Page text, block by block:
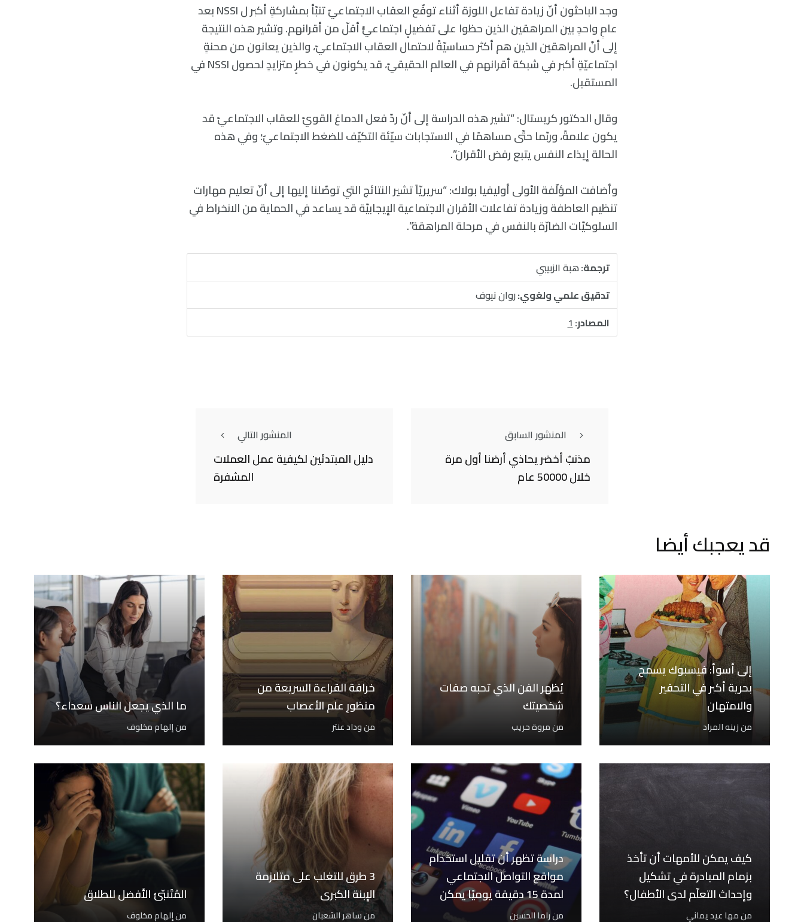
وجد الباحثون أنّ زيادة تفاعل اللوزة أثناء توقّع العقاب الاجتماعيّ تنبّأ بمشاركةٍ أكبر ل NSSI بعد
عامٍ واحدٍ بين المراهقين الذين حظوا على تفضيلٍ اجتماعيٍّ أقلّ من أقرانهم. وتشير هذه النتيجة
إلى أنّ المراهقين الذين هم أكثر حساسيّةً لاحتمال العقاب الاجتماعيّ، والذين يعانون من محنةٍ
اجتماعيّةٍ أكبر في شبكة أقرانهم في العالم الحقيقيّ، قد يكونون في خطرٍ متزايدٍ لحصول NSSI في
المستقبل.
وقال الدكتور كريستال: “تشير هذه الدراسة إلى أنّ ردّ فعل الدماغ القويّ للعقاب الاجتماعيّ قد
يكون علامةً، وربّما حتّى مساهمًا في الاستجابات سيّئة التكيّف للضغط الاجتماعيّ؛ وفي هذه
الحالة إيذاء النفس يتبع رفض الأقران”.
وأضافت المؤلّفة الأولى أوليفيا بولاك: “سريريّاً تشير النتائج التي توصّلنا إليها إلى أنّ تعليم مهارات
تنظيم العاطفة وزيادة تفاعلات الأقران الاجتماعية الإيجابيّة قد يساعد في الحماية من الانخراط في
السلوكيّات الضارّة بالنفس في مرحلة المراهقة”.
ترجمة:هبة الزبيبي
تدقيق علمي ولغوي:روان نيوف
المصادر:1
المنشور السابق
مذنبٌ أخضر يحاذي أرضنا أول مرة
خلال 50000 عام
المنشور التالي
دليل المبتدئين لكيفية عمل العملات
المشفرة
قد يعجبك أيضا
إلى أسوأ: فيسبوك يسمح
بحرية أكبر في التحقير
والامتهان
منزينه المراد
يُظهر الفن الذي تحبه صفات
شخصيتك
منمروة حريب
خرافة القراءة السريعة من
منظورِ علم الأعصاب
منوداد عنتر
ما الذي يجعل الناس سعداء؟
منإلهام مخلوف
كيف يمكن للأمهات أن تأخذ
بزمام المبادرة في تشكيل
وإحداث التعلّم لدى الأطفال؟
منمها عيد يماني
دراسة تظهر أن تقليل استخدام
مواقع التواصل الاجتماعي
لمدة 15 دقيقة يوميًا يمكن
أن يحسن…
منراما الحسين
3 طرق للتغلب على متلازمة
الإبنة الكبرى
منساهر الشعبان
المُتَنبّئ الأَفضل للطلاق
منإلهام مخلوف